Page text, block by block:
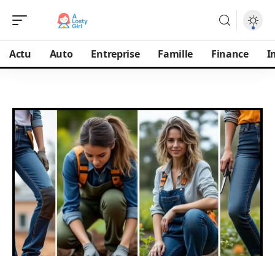
Actu Auto Entreprise Famille Finance